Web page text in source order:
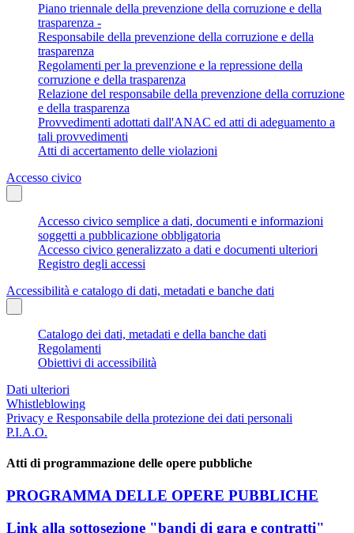
Piano triennale della prevenzione della corruzione e della
trasparenza -
Responsabile della prevenzione della corruzione e della
trasparenza
Regolamenti per la prevenzione e la repressione della
corruzione e della trasparenza
Relazione del responsabile della prevenzione della corruzione
e della trasparenza
Provvedimenti adottati dall'ANAC ed atti di adeguamento a
tali provvedimenti
Atti di accertamento delle violazioni
Accesso civico
Accesso civico semplice a dati, documenti e informazioni
soggetti a pubblicazione obbligatoria
Accesso civico generalizzato a dati e documenti ulteriori
Registro degli accessi
Accessibilità e catalogo di dati, metadati e banche dati
Catalogo dei dati, metadati e della banche dati
Regolamenti
Obiettivi di accessibilità
Dati ulteriori
Whistleblowing
Privacy e Responsabile della protezione dei dati personali
P.I.A.O.
Atti di programmazione delle opere pubbliche
PROGRAMMA DELLE OPERE PUBBLICHE
Link alla sottosezione "bandi di gara e contratti"